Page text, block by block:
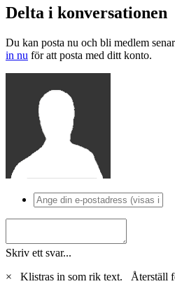
Delta i konversationen
Du kan posta nu och bli medlem
in nu för att posta med ditt konto.
Skriv ett svar...
×
Klistras in som rik text. Återställ